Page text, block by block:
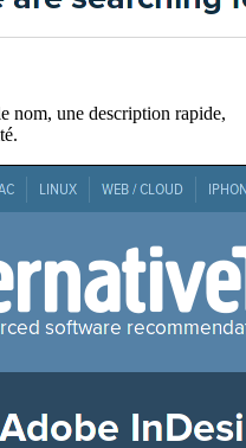
nom, une description rapide,